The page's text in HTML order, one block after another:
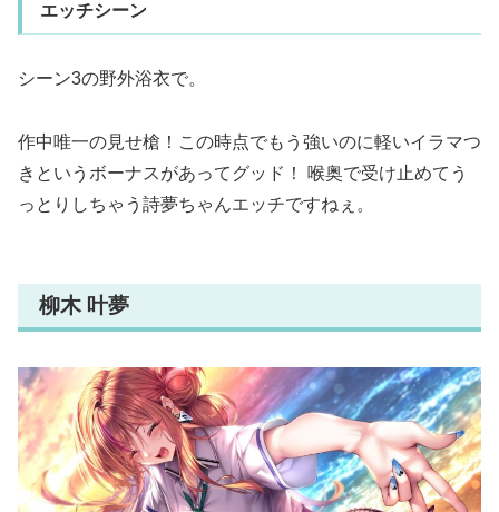
エッチシーン
シーン3の野外浴衣で。
作中唯一の見せ槍！この時点でもう強いのに軽いイラマつ
きというボーナスがあってグッド！ 喉奥で受け止めてう
っとりしちゃう詩夢ちゃんエッチですねぇ。
柳木 叶夢